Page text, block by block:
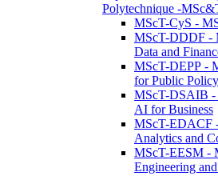
Polytechnique -
MScT-CyS -
MScT-DDDF -
Data and
MScT-DEPP -
for Public
MScT-DSAIB -
AI for Business
MScT-EDACF
Analytics and
MScT-EESM -
Engineering